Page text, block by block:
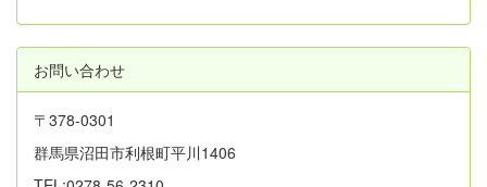
お問い合わせ
〒378-0301
群馬県沼田市利根町平川1406